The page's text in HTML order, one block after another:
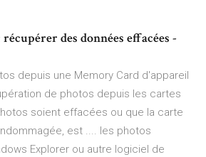
des données effacées -
depuis une Memory Card d'appareil
de photos depuis les cartes
soient effacées ou que la carte
est .... les photos
Explorer ou autre logiciel de